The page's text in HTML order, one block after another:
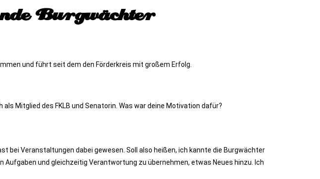
Burgwächter
und führt seit dem den Förderkreis mit großem Erfolg.
Mitglied des FKLB und Senatorin. Was war deine Motivation dafür?
bei Veranstaltungen dabei gewesen. Soll also heißen, ich kannte die Burgwächter
und gleichzeitig Verantwortung zu übernehmen, etwas Neues hinzu. Ich